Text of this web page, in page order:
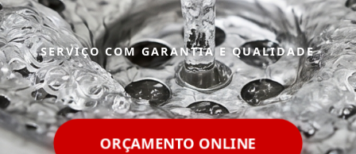
SERVIÇO COM GARANTIA E QUALIDADE
ORÇAMENTO ONLINE